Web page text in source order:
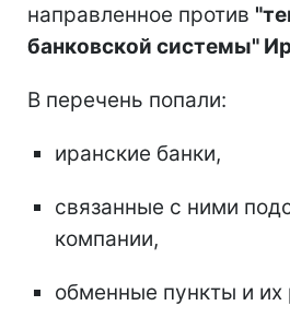
направленное против
банковской системы"
В перечень попали:
иранские банки,
связанные с ними
компании,
обменные пункты и их